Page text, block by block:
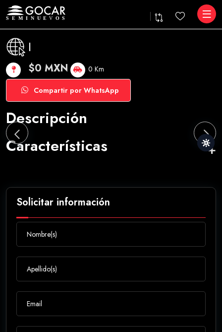
|
$0 MXN 0 Km
Compartir por WhatsApp
Descripción
Características
Solicitar información